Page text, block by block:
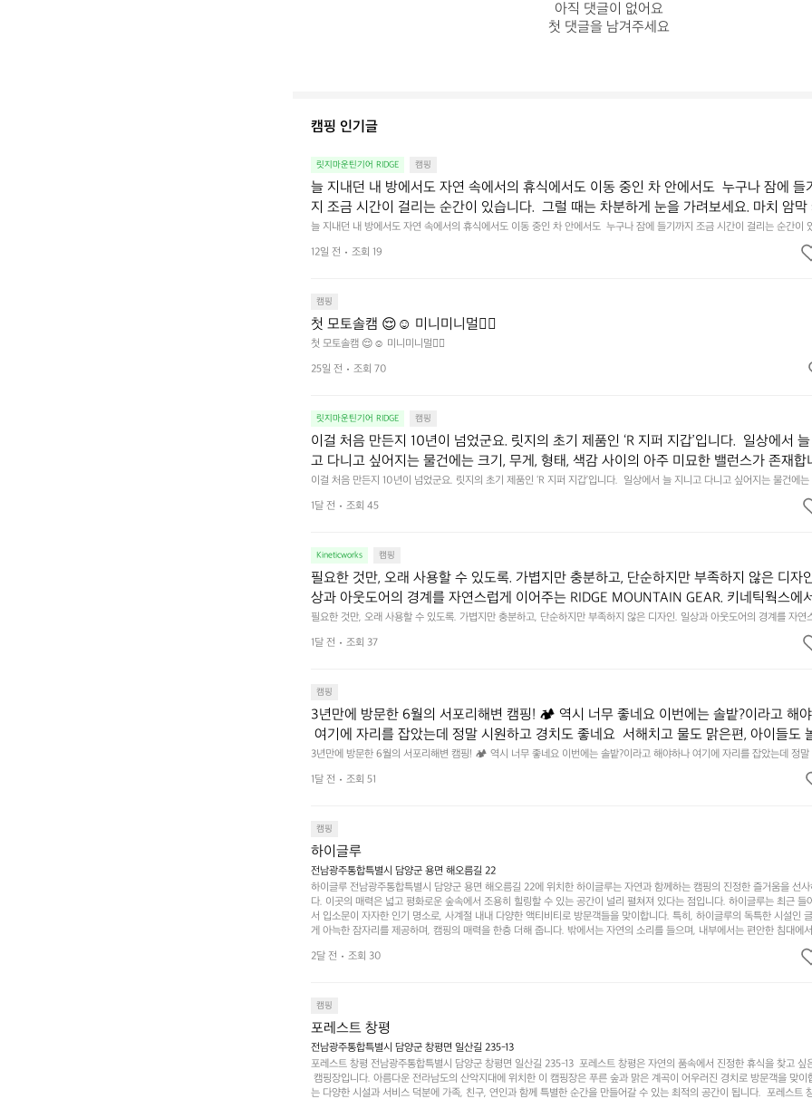
아직 댓글이 없어요
첫 댓글을 남겨주세요
캠핑 인기글
릿지마운틴기어 RIDGE 캠핑
늘 지내던 내 방에서도 자연 속에서의 휴식에서도 이동 중인 차 안에서도  누구나 잠에 들
지 조금 시간이 걸리는 순간이 있습니다.  그럴 때는 차분하게 눈을 가려보세요. 마치 암막
을 조용히 내리듯이.  Polartec® Wind Pro™의 온기가 눈가를 포근히 감싸줍니다.  차가운
를 차단하고, 얼굴에 밀착하여 빛을 막아줍니다.  이 슬립 웜을 쓰는 것만으로 그곳은 나만
늘 지내던 내 방에서도 자연 속에서의 휴식에서도 이동 중인 차 안에서도  누구나 잠에 들기까지 조금 시간이 걸리는 순간이
다.  그럴 때는 차분하게 눈을 가려보세요. 마치 암막 커튼을 조용히 내리듯이.  Polartec® Wind Pro™의 온기가 눈가를 포
줍니다.  차가운 공기를 차단하고, 얼굴에 밀착하여 빛을 막아줍니다.  이 슬립 웜을 쓰는 것만으로 그곳은 나만의 밤이 됩니
12일 전 조회 19
캠핑
첫 모토솔캠 😌☺️ 미니미니멀👌🏼
첫 모토솔캠 😌☺️ 미니미니멀👌🏼
25일 전
조회 70
릿지마운틴기어 RIDGE 캠핑
이걸 처음 만든지 10년이 넘었군요. 릿지의 초기 제품인 ‘R 지퍼 지갑’입니다.  일상에서
고 다니고 싶어지는 물건에는 크기, 무게, 형태, 색감 사이의 아주 미묘한 밸런스가 존재합
예를 들자면 일에 집중하느라 책상 위 가장자리에 대충 걸쳐 놓아도 시야에 걸리적거리
것. R 지퍼 지갑은 바로 그 위화감 없는 균형감에서 출발했습니다.  그중에서도 슬림함에
이걸 처음 만든지 10년이 넘었군요. 릿지의 초기 제품인 ‘R 지퍼 지갑’입니다.  일상에서 늘 지니고 다니고 싶어지는 물건에
무게, 형태, 색감 사이의 아주 미묘한 밸런스가 존재합니다.  예를 들자면 일에 집중하느라 책상 위 가장자리에 대충 걸쳐 놓
야에 걸리적거리지 않는 것. R 지퍼 지갑은 바로 그 위화감 없는 균형감에서 출발했습니다.  그중에서도 슬림함에 철저히 집
1달 전 조회 45
Kineticworks 캠핑
필요한 것만, 오래 사용할 수 있도록. 가볍지만 충분하고, 단순하지만 부족하지 않은 디자
상과 아웃도어의 경계를 자연스럽게 이어주는 RIDGE MOUNTAIN GEAR. 키네틱웍스에
나보세요.
필요한 것만, 오래 사용할 수 있도록. 가볍지만 충분하고, 단순하지만 부족하지 않은 디자인. 일상과 아웃도어의 경계를 자연
1달 전
조회 37
캠핑
3년만에 방문한 6월의 서포리해변 캠핑! 🏕 역시 너무 좋네요 이번에는 솔밭?이라고 해
여기에 자리를 잡았는데 정말 시원하고 경치도 좋네요  서해치고 물도 맑은편, 아이들도
좋고 1박 2일은 넘 짧게 느껴지네요  .1박 1동 1만원 (수금은 7시쯤, 동네에서 관리) .수금
음식물.쓰레기봉투를 1개씩 나누어줌 .솔밭에 바로 화장실있음 .5분거리 cu .2분거리 음
3년만에 방문한 6월의 서포리해변 캠핑! 🏕 역시 너무 좋네요 이번에는 솔밭?이라고 해야하나 여기에 자리를 잡았는데 정말
고 경치도 좋네요  서해치고 물도 맑은편, 아이들도 놀기 좋고 1박 2일은 넘 짧게 느껴지네요  .1박 1동 1만원 (수금은 7시쯤,
관리) .수금하면서 음식물.쓰레기봉투를 1개씩 나누어줌 .솔밭에 바로 화장실있음 .5분거리 cu .2분거리 음식점  항구에서부
1달 전 조회 51
캠핑
하이글루
전남광주통합특별시 담양군 용면 해오름길 22
하이글루 전남광주통합특별시 담양군 용면 해오름길 22에 위치한 하이글루는 자연과 함께하는 캠핑의 진정한 즐거움을 선
다. 이곳의 매력은 넓고 평화로운 숲속에서 조용히 힐링할 수 있는 공간이 널리 펼쳐져 있다는 점입니다. 하이글루는 최근 들
서 입소문이 자자한 인기 명소로, 사계절 내내 다양한 액티비티로 방문객들을 맞이합니다. 특히, 하이글루의 독특한 시설인
게 아늑한 잠자리를 제공하며, 캠핑의 매력을 한층 더해 줍니다. 밖에서는 자연의 소리를 들으며, 내부에서는 편안한 침대에
있는 완벽한 조화가 이루어집니다. 이곳의 장점은 또 다른 캠핑의 매력인 바베큐 파티를 즐길 수 있는 공간이 마련되어 있어
은 시간을 보낼 수 있다는 것입니다. 또한, 하이글루 인근에는 다양한 트레킹 코스와 자전거 도로가 있어 아웃도어 활동을 좋
나누는 이야기들은 여러분의 캠핑 여행을 더욱 특별하게 만들어 줄 것입니다.  인기 정도: ★★★★★
2달 전 조회 30
캠핑
포레스트 창평
전남광주통합특별시 담양군 창평면 일산길 235-13
포레스트 창평 전남광주통합특별시 담양군 창평면 일산길 235-13  포레스트 창평은 자연의 품속에서 진정한 휴식을 찾고 싶
캠핑장입니다. 아름다운 전라남도의 산악지대에 위치한 이 캠핑장은 푸른 숲과 맑은 계곡이 어우러진 경치로 방문객을 맞이
는 다양한 시설과 서비스 덕분에 가족, 친구, 연인과 함께 특별한 순간을 만들어갈 수 있는 최적의 공간이 됩니다.  포레스트